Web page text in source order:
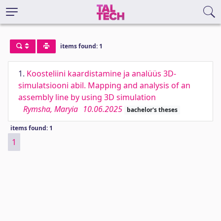
items found: 1
1. Koosteliini kaardistamine ja analüüs 3D-
simulatsiooni abil. Mapping and analysis of an
assembly line by using 3D simulation
Rymsha, Maryia 10.06.2025 bachelor's theses
items found: 1
1